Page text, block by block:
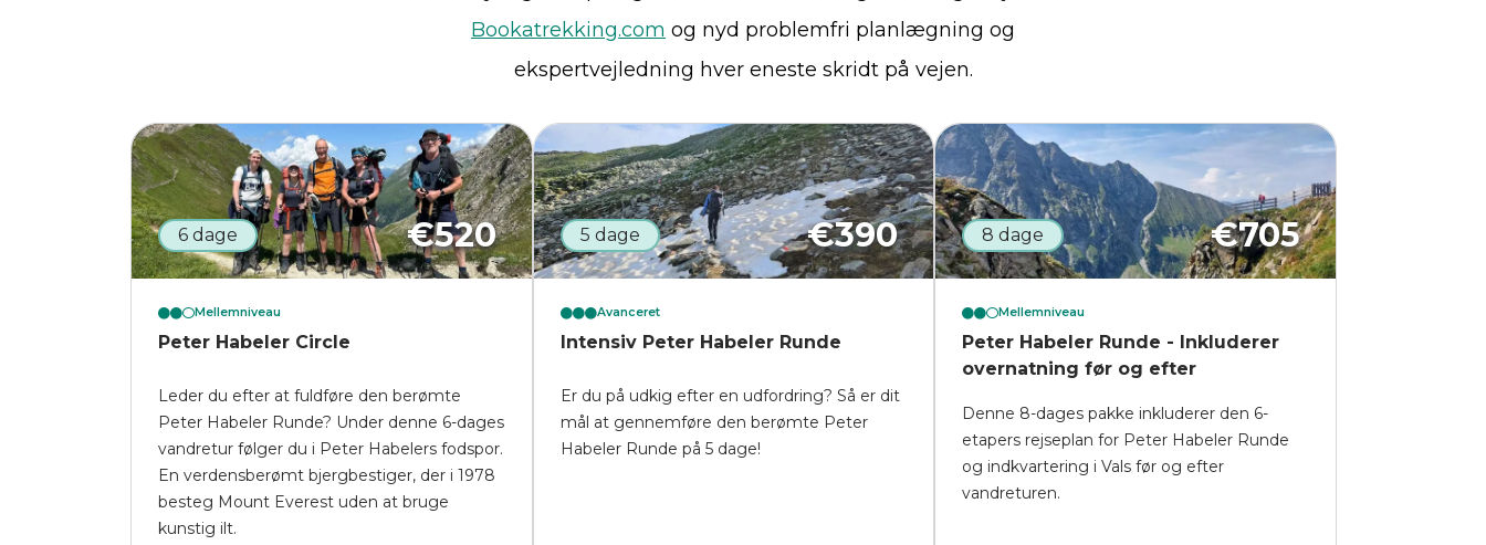
Bookatrekking.com og nyd problemfri planlægning og
ekspertvejledning hver eneste skridt på vejen.
6 dage €520
Mellemniveau
Peter Habeler Circle
Leder du efter at fuldføre den berømte
Peter Habeler Runde? Under denne 6-dages
vandretur følger du i Peter Habelers fodspor.
En verdensberømt bjergbestiger, der i 1978
besteg Mount Everest uden at bruge
kunstig ilt.
5 dage €390
Avanceret
Intensiv Peter Habeler Runde
Er du på udkig efter en udfordring? Så er dit
mål at gennemføre den berømte Peter
Habeler Runde på 5 dage!
8 dage €705
Mellemniveau
Peter Habeler Runde - Inkluderer
overnatning før og efter
Denne 8-dages pakke inkluderer den 6-
etapers rejseplan for Peter Habeler Runde
og indkvartering i Vals før og efter
vandreturen.